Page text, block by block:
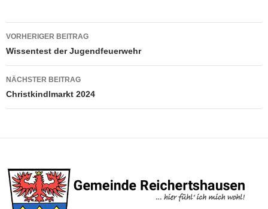
Beitragsnavigation
VORHERIGER BEITRAG
Wissentest der Jugendfeuerwehr
NÄCHSTER BEITRAG
Christkindlmarkt 2024